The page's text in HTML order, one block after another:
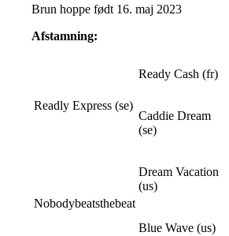
Brun hoppe født 16. maj 2023
Afstamning:
Readly Express (se)
Ready Cash (fr)
Caddie Dream
(se)
Nobodybeatsthebeat
Dream Vacation
(us)
Blue Wave (us)